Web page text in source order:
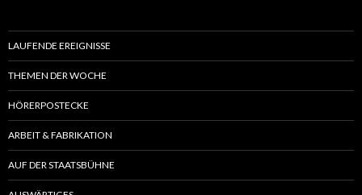
LAUFENDE EREIGNISSE
THEMEN DER WOCHE
HÖRERPOSTECKE
ARBEIT & FABRIKATION
AUF DER STAATSBÜHNE